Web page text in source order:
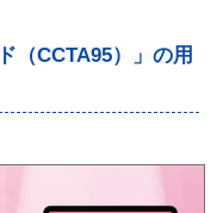
（CCTA95）」の用